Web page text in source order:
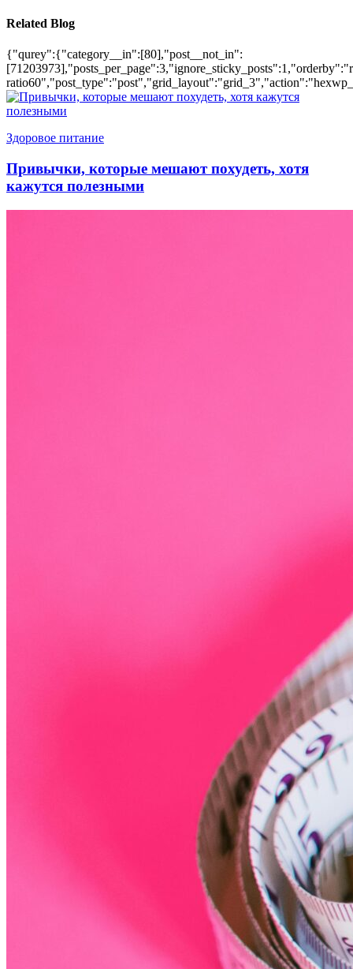
Related Blog
{"qurey":{"category__in":[80],"post__not_in":
Здоровое питание
Привычки, которые мешают похудеть, хотя
кажутся полезными